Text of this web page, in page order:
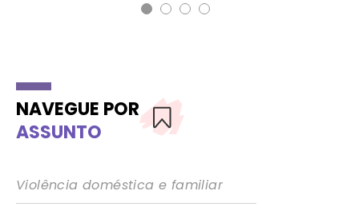
NAVEGUE POR
ASSUNTO
Violência doméstica e familiar